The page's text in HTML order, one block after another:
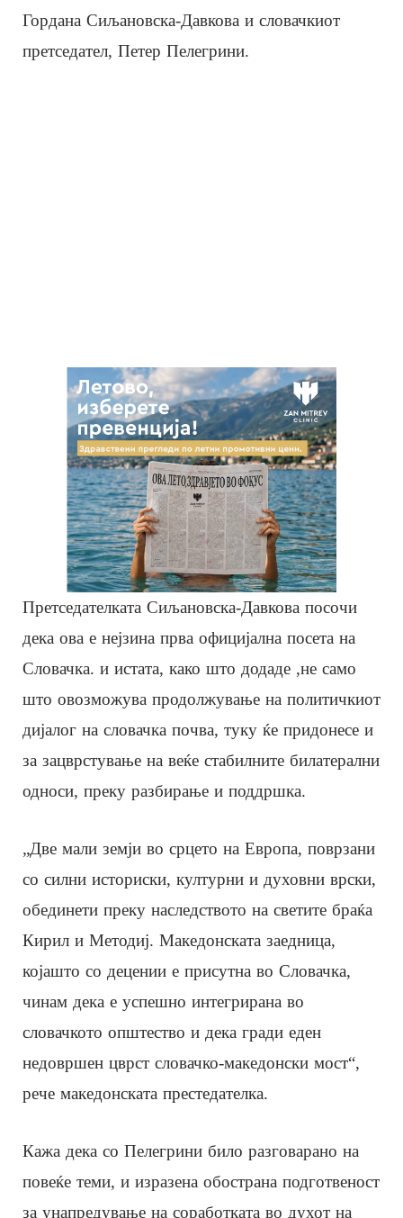
Гордана Сиљановска-Давкова и словачкиот
претседател, Петер Пелегрини.
Претседателката Сиљановска-Давкова посочи
дека ова е нејзина прва официјална посета на
Словачка. и истата, како што додаде ,не само
што овозможува продолжување на политичкиот
дијалог на словачка почва, туку ќе придонесе и
за зацврстување на веќе стабилните билатерални
односи, преку разбирање и поддршка.
„Две мали земји во срцето на Европа, поврзани
со силни историски, културни и духовни врски,
обединети преку наследството на светите браќа
Кирил и Методиј. Македонската заедница,
којашто со децении е присутна во Словачка,
чинам дека е успешно интегрирана во
словачкото општество и дека гради еден
недовршен цврст словачко-македонски мост“,
рече македонската престедателка.
Кажа дека со Пелегрини било разговарано на
повеќе теми, и изразена обострана подготвеност
за унапредување на соработката во духот на